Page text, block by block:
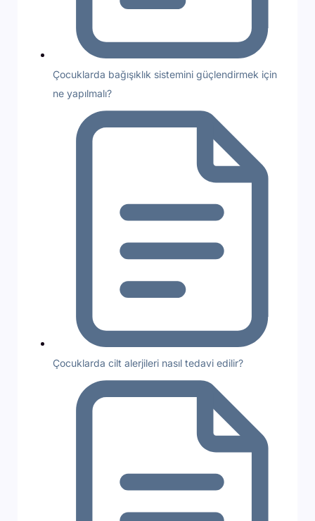
Çocuklarda bağışıklık sistemini güçlendirmek için
ne yapılmalı?
Çocuklarda cilt alerjileri nasıl tedavi edilir?